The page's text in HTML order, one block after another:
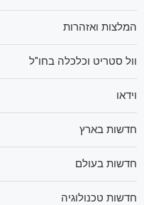
המלצות ואזהרות
וול סטריט וכלכלה בחו"ל
וידאו
חדשות בארץ
חדשות בעולם
חדשות טכנולוגיה